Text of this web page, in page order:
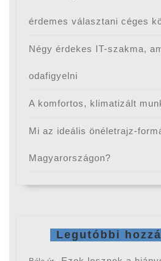
érdemes választani céges
Négy érdekes IT-szakma,
odafigyelni
A komfortos, klimatizált
Mi az ideális önéletrajz-
Magyarországon?
Legutóbbi